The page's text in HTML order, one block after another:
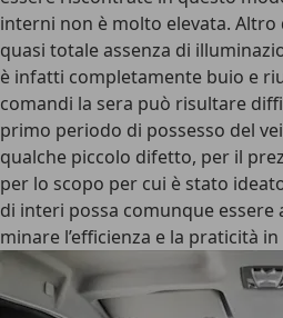
interni non è molto elevata. Altro
quasi totale assenza di
è infatti completamente buio e
comandi la sera può risultare
primo periodo di possesso del
qualche piccolo difetto, per il
per lo scopo per cui è stato
di interi possa comunque essere
minare l’efficienza e la praticità